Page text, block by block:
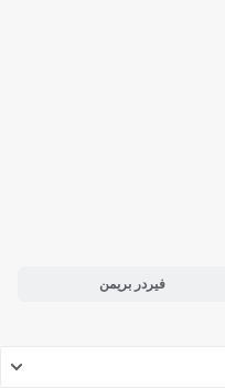
فيردر بريمن